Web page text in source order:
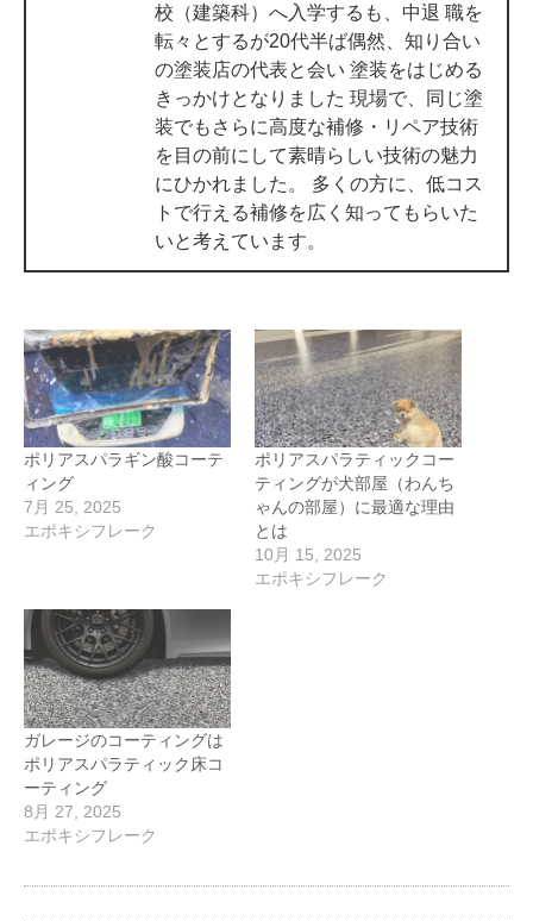
校（建築科）へ入学するも、中退 職を
転々とするが20代半ば偶然、知り合い
の塗装店の代表と会い 塗装をはじめる
きっかけとなりました 現場で、同じ塗
装でもさらに高度な補修・リペア技術
を目の前にして素晴らしい技術の魅力
にひかれました。 多くの方に、低コス
トで行える補修を広く知ってもらいた
いと考えています。
ポリアスパラギン酸コーテ
ィング
7月 25, 2025
エポキシフレーク
ポリアスパラティックコー
ティングが犬部屋（わんち
ゃんの部屋）に最適な理由
とは
10月 15, 2025
エポキシフレーク
ガレージのコーティングは
ポリアスパラティック床コ
ーティング
8月 27, 2025
エポキシフレーク